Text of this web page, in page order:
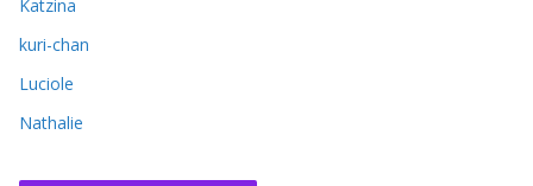
Katzina
kuri-chan
Luciole
Nathalie